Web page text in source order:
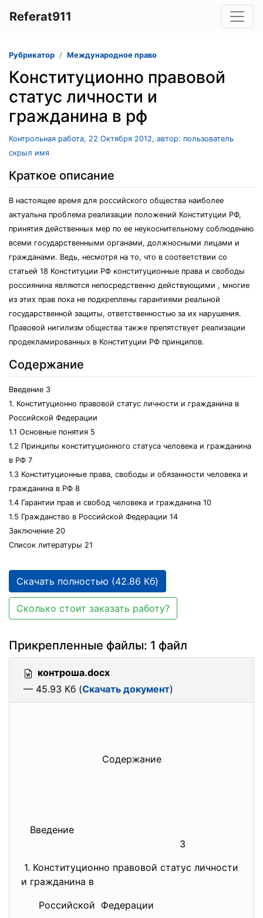
Referat911
Рубрикатор Международное право
Конституционно правовой
статус личности и
гражданина в рф
Контрольная работа, 22 Октября 2012, автор: пользователь
скрыл имя
Краткое описание
В настоящее время для российского общества наиболее
актуальна проблема реализации положений Конституции РФ,
принятия действенных мер по ее неукоснительному соблюдению
всеми государственными органами, должносными лицами и
гражданами. Ведь, несмотря на то, что в соответствии со
статьей 18 Конституции РФ конституционные права и свободы
россиянина являются непосредственно действующими , многие
из этих прав пока не подкреплены гарантиями реальной
государственной защиты, ответственностью за их нарушения.
Правовой нигилизм общества также препятствует реализации
продекламированных в Конституции РФ принципов.
Содержание
Введение 3
1. Конституционно правовой статус личности и гражданина в
Российской Федерации
1.1 Основные понятия 5
1.2 Принципы конституционного статуса человека и гражданина
в РФ 7
1.3 Конституционные права, свободы и обязанности человека и
гражданина в РФ 8
1.4 Гарантии прав и свобод человека и гражданина 10
1.5 Гражданство в Российской Федерации 14
Заключение 20
Список литературы 21
Скачать полностью (42.86 Кб)
Сколько стоит заказать работу?
Прикрепленные файлы: 1 файл
контроша.docx
— 45.93 Кб (Скачать документ)
Содержание
Введение
3
1. Конституционно правовой статус личности
и гражданина в
Российской Федерации